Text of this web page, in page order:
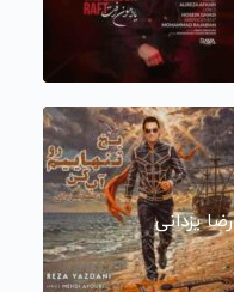
رضا یزدانی